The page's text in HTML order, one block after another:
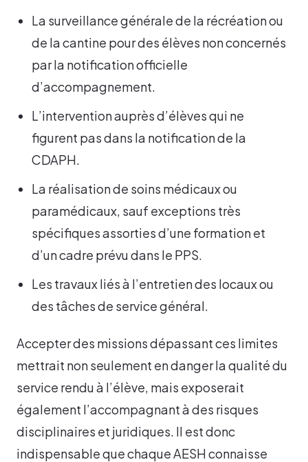
La surveillance générale de la récréation ou
de la cantine pour des élèves non concernés
par la notification officielle
d’accompagnement.
L’intervention auprès d’élèves qui ne
figurent pas dans la notification de la
CDAPH.
La réalisation de soins médicaux ou
paramédicaux, sauf exceptions très
spécifiques assorties d’une formation et
d’un cadre prévu dans le PPS.
Les travaux liés à l’entretien des locaux ou
des tâches de service général.
Accepter des missions dépassant ces limites
mettrait non seulement en danger la qualité du
service rendu à l’élève, mais exposerait
également l’accompagnant à des risques
disciplinaires et juridiques. Il est donc
indispensable que chaque AESH connaisse